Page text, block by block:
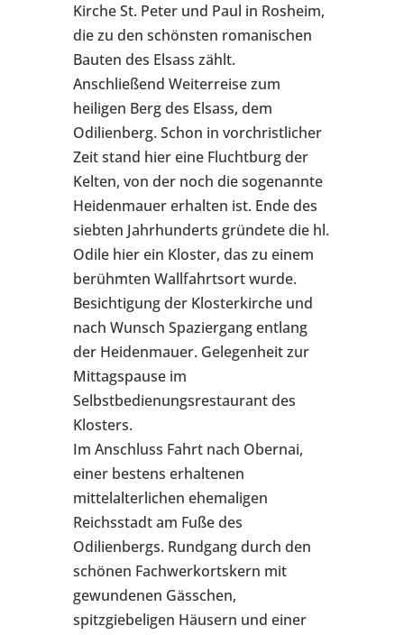
Kirche St. Peter und Paul in Rosheim,
die zu den schönsten romanischen
Bauten des Elsass zählt.
Anschließend Weiterreise zum
heiligen Berg des Elsass, dem
Odilienberg. Schon in vorchristlicher
Zeit stand hier eine Fluchtburg der
Kelten, von der noch die sogenannte
Heidenmauer erhalten ist. Ende des
siebten Jahrhunderts gründete die hl.
Odile hier ein Kloster, das zu einem
berühmten Wallfahrtsort wurde.
Besichtigung der Klosterkirche und
nach Wunsch Spaziergang entlang
der Heidenmauer. Gelegenheit zur
Mittagspause im
Selbstbedienungsrestaurant des
Klosters.
Im Anschluss Fahrt nach Obernai,
einer bestens erhaltenen
mittelalterlichen ehemaligen
Reichsstadt am Fuße des
Odilienbergs. Rundgang durch den
schönen Fachwerkortskern mit
gewundenen Gässchen,
spitzgiebeligen Häusern und einer